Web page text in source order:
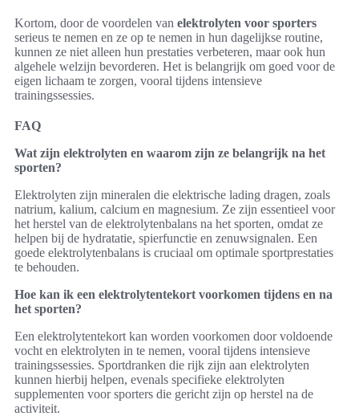
Kortom, door de voordelen van elektrolyten voor sporters
serieus te nemen en ze op te nemen in hun dagelijkse routine,
kunnen ze niet alleen hun prestaties verbeteren, maar ook hun
algehele welzijn bevorderen. Het is belangrijk om goed voor de
eigen lichaam te zorgen, vooral tijdens intensieve
trainingssessies.
FAQ
Wat zijn elektrolyten en waarom zijn ze belangrijk na het
sporten?
Elektrolyten zijn mineralen die elektrische lading dragen, zoals
natrium, kalium, calcium en magnesium. Ze zijn essentieel voor
het herstel van de elektrolytenbalans na het sporten, omdat ze
helpen bij de hydratatie, spierfunctie en zenuwsignalen. Een
goede elektrolytenbalans is cruciaal om optimale sportprestaties
te behouden.
Hoe kan ik een elektrolytentekort voorkomen tijdens en na
het sporten?
Een elektrolytentekort kan worden voorkomen door voldoende
vocht en elektrolyten in te nemen, vooral tijdens intensieve
trainingssessies. Sportdranken die rijk zijn aan elektrolyten
kunnen hierbij helpen, evenals specifieke elektrolyten
supplementen voor sporters die gericht zijn op herstel na de
activiteit.